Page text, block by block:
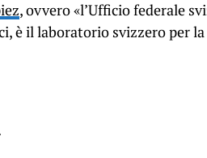
, ovvero «l’Ufficio federale
è il laboratorio svizzero per